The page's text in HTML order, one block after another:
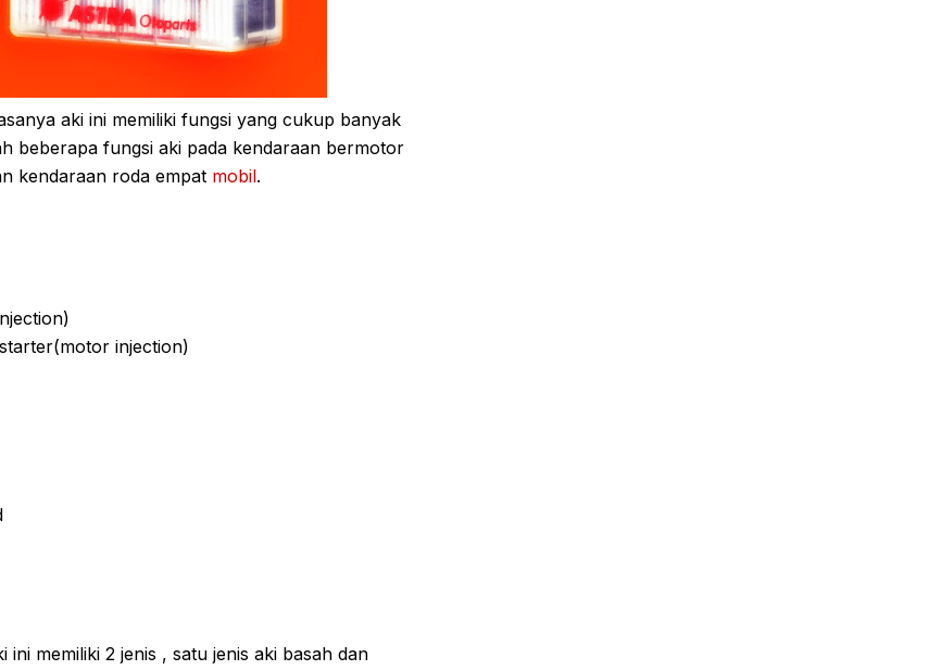
aki ini memiliki fungsi yang cukup banyak
beberapa fungsi aki pada kendaraan bermotor
kendaraan roda empat mobil.
injection)
memiliki 2 jenis , satu jenis aki basah dan